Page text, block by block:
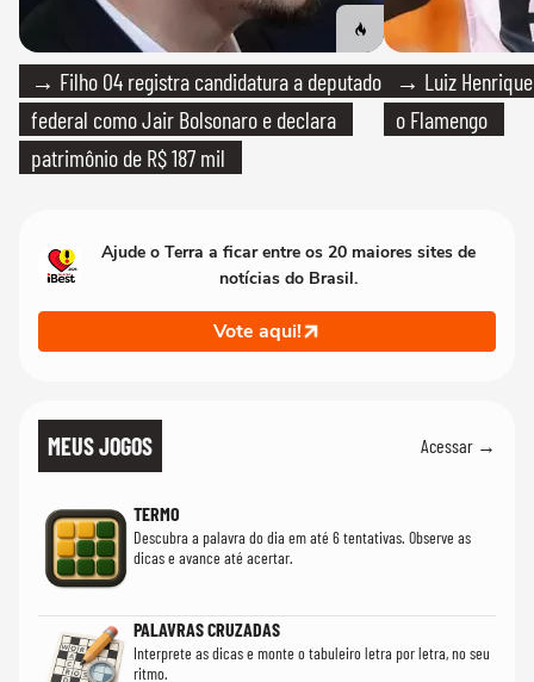
→ Filho 04 registra candidatura a deputado
federal como Jair Bolsonaro e declara
patrimônio de R$ 187 mil
→ Luiz
o Flamengo
Ajude o Terra a ficar entre os 20 maiores sites de
notícias do Brasil.
Vote aqui!
MEUS JOGOS Acessar →
TERMO
Descubra a palavra do dia em até 6 tentativas. Observe as
dicas e avance até acertar.
PALAVRAS CRUZADAS
Interprete as dicas e monte o tabuleiro letra por letra, no seu
ritmo.